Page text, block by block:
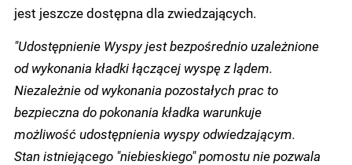
jest jeszcze dostępna dla zwiedzających.
"Udostępnienie Wyspy jest bezpośrednio uzależnione
od wykonania kładki łączącej wyspę z lądem.
Niezależnie od wykonania pozostałych prac to
bezpieczna do pokonania kładka warunkuje
możliwość udostępnienia wyspy odwiedzającym.
Stan istniejącego "niebieskiego" pomostu nie pozwala